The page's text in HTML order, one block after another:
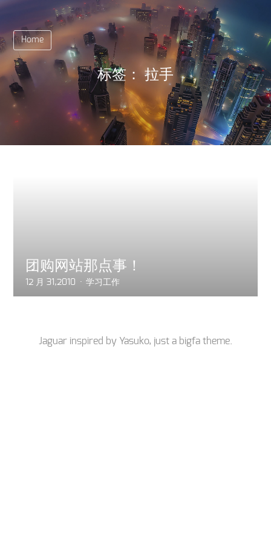
Home
标签：拉手
团购网站那点事！
12 月 31,2010 学习工作
Jaguar inspired by Yasuko, just a bigfa theme.